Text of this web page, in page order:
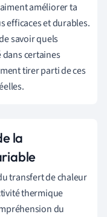
améliorer ta
efficaces et durables.
savoir quels
certaines
tirer parti de ces
la
transfert de chaleur
thermique
du